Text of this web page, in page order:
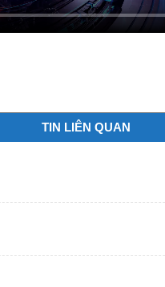
TIN LIÊN QUAN